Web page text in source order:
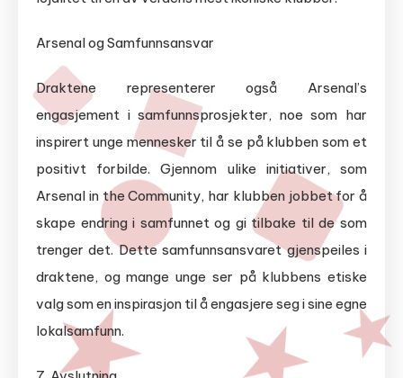
Arsenal og Samfunnsansvar
Draktene representerer også Arsenal’s
engasjement i samfunnsprosjekter, noe som har
inspirert unge mennesker til å se på klubben som et
positivt forbilde. Gjennom ulike initiativer, som
Arsenal in the Community, har klubben jobbet for å
skape endring i samfunnet og gi tilbake til de som
trenger det. Dette samfunnsansvaret gjenspeiles i
draktene, og mange unge ser på klubbens etiske
valg som en inspirasjon til å engasjere seg i sine egne
lokalsamfunn.